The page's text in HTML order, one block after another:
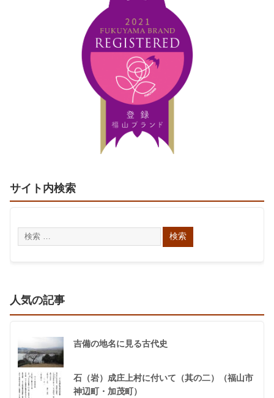
サイト内検索
人気の記事
吉備の地名に見る古代史
石（岩）成庄上村に付いて（其の二）（福山市
神辺町・加茂町）